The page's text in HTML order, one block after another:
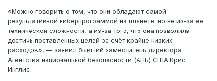
«Можно говорить о том, что они обладают самой
результативной киберпрограммой на планете, но не из-за её
технической сложности, а из-за того, что она позволила
достичь поставленных целей за счёт крайне низких
расходов», — заявил бывший заместитель директора
Агентства национальной безопасности (АНБ) США Крис
Инглис.